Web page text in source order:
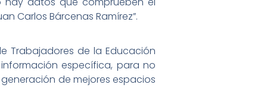
Carlos Bárcenas Ramírez”.
Trabajadores de la Educación
específica, para no
de mejores espacios